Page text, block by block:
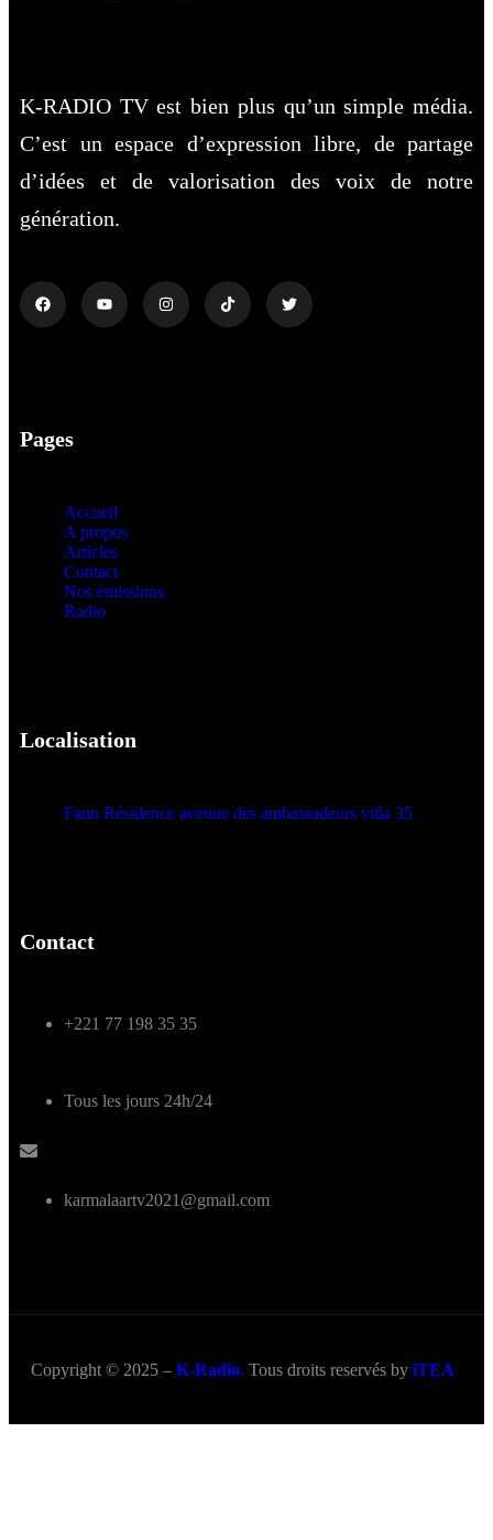
K-RADIO TV est bien plus qu’un simple média.
C’est un espace d’expression libre, de partage
d’idées et de valorisation des voix de notre
génération.
Pages
Accueil
A propos
Articles
Contact
Nos émissions
Radio
Localisation
Fann Résidence avenue des ambassadeurs villa 35
Contact
+221 77 198 35 35
Tous les jours 24h/24
karmalaartv2021@gmail.com
Copyright © 2025 – K-Radio. Tous droits reservés by iTEA